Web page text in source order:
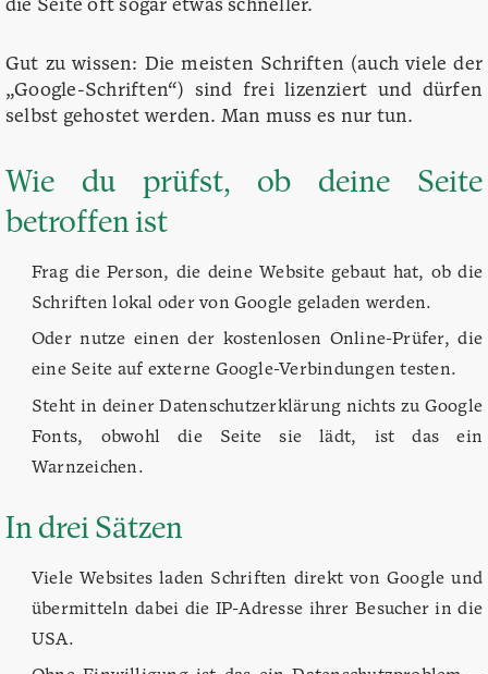
die Seite oft sogar etwas schneller.
Gut zu wissen: Die meisten Schriften (auch viele der
„Google-Schriften“) sind frei lizenziert und dürfen
selbst gehostet werden. Man muss es nur tun.
Wie du prüfst, ob deine Seite
betroffen ist
Frag die Person, die deine Website gebaut hat, ob die
Schriften lokal oder von Google geladen werden.
Oder nutze einen der kostenlosen Online-Prüfer, die
eine Seite auf externe Google-Verbindungen testen.
Steht in deiner Datenschutzerklärung nichts zu Google
Fonts, obwohl die Seite sie lädt, ist das ein
Warnzeichen.
In drei Sätzen
Viele Websites laden Schriften direkt von Google und
übermitteln dabei die IP-Adresse ihrer Besucher in die
USA.